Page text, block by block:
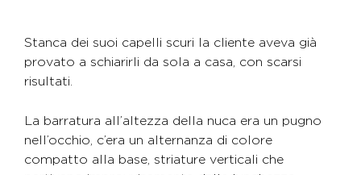
Stanca dei suoi capelli scuri la cliente aveva già
provato a schiarirli da sola a casa, con scarsi
risultati.
La barratura all’altezza della nuca era un pugno
nell’occhio, c’era un alternanza di colore
compatto alla base, striature verticali che